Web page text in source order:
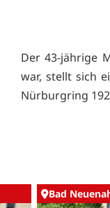
Der 43-jährige
war, stellt sich
Nürburgring
Bad